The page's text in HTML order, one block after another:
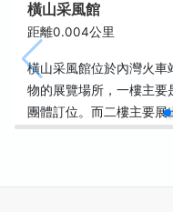
橫山采風館
距離0.004公里
橫山采風館位於內灣火
物的展覽場所，一樓主要
團體訂位。而二樓主要